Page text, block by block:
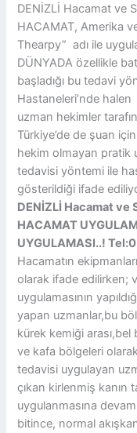
DENİZLİ Hacamat ve
HACAMAT, Amerika
Thearpy” adı ile
DÜNYADA özellikle
başladığı bu tedavi
Hastaneleri’nde
uzman hekimler
Türkiye’de de şuan
hekim olmayan pratik
tedavisi yöntemi ile
gösterildiği ifade
DENİZLİ Hacamat ve
HACAMAT
UYGULAMASI..!
Hacamatın
olarak ifade edilirken;
uygulamasının
yapan uzmanlar,bu
kürek kemiği
ve kafa bölgeleri
tedavisi uygulayan
çıkan kirlenmiş
uygulanmasına
bitince, normal